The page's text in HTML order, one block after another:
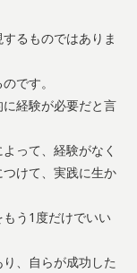
るものではありま
です。
経験が必要だと言
って、経験がなく
けて、実践に生か
う1度だけでいい
、自らが成功した